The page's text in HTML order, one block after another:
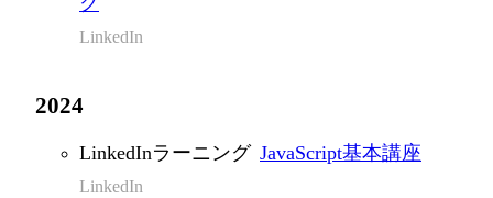
LinkedIn
2024
LinkedInラーニング JavaScript基本講座
LinkedIn